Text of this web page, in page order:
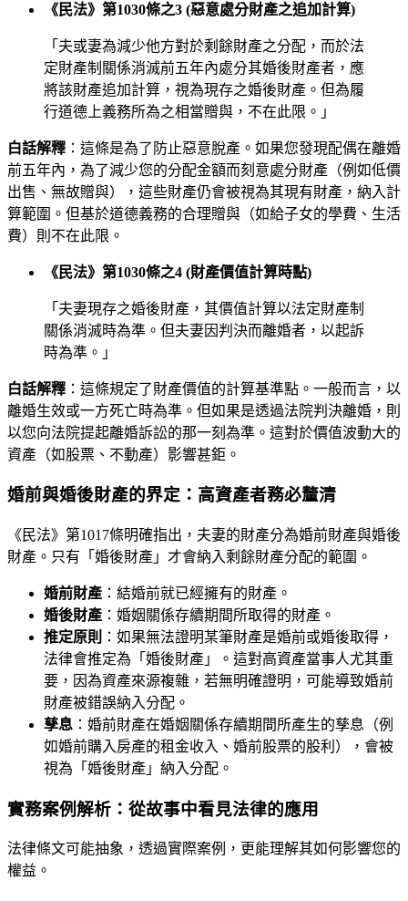
《民法》第1030條之3 (惡意處分財產之追加計算)
「夫或妻為減少他方對於剩餘財產之分配，而於法
定財產制關係消滅前五年內處分其婚後財產者，應
將該財產追加計算，視為現存之婚後財產。但為履
行道德上義務所為之相當贈與，不在此限。」
白話解釋 ：這條是為了防止惡意脫產。如果您發現配偶在離婚
前五年內，為了減少您的分配金額而刻意處分財產（例如低價
出售、無故贈與），這些財產仍會被視為其現有財產，納入計
算範圍。但基於道德義務的合理贈與（如給子女的學費、生活
費）則不在此限。
《民法》第1030條之4 (財產價值計算時點)
「夫妻現存之婚後財產，其價值計算以法定財產制
關係消滅時為準。但夫妻因判決而離婚者，以起訴
時為準。」
白話解釋 ：這條規定了財產價值的計算基準點。一般而言，以
離婚生效或一方死亡時為準。但如果是透過法院判決離婚，則
以您向法院提起離婚訴訟的那一刻為準。這對於價值波動大的
資產（如股票、不動產）影響甚鉅。
婚前與婚後財產的界定：高資產者務必釐清
《民法》第1017條明確指出，夫妻的財產分為婚前財產與婚後
財產。只有「婚後財產」才會納入剩餘財產分配的範圍。
婚前財產 ：結婚前就已經擁有的財產。
婚後財產 ：婚姻關係存續期間所取得的財產。
推定原則 ：如果無法證明某筆財產是婚前或婚後取得，
法律會推定為「婚後財產」。這對高資產當事人尤其重
要，因為資產來源複雜，若無明確證明，可能導致婚前
財產被錯誤納入分配。
孳息 ：婚前財產在婚姻關係存續期間所產生的孳息（例
如婚前購入房產的租金收入、婚前股票的股利），會被
視為「婚後財產」納入分配。
實務案例解析：從故事中看見法律的應用
法律條文可能抽象，透過實際案例，更能理解其如何影響您的
權益。